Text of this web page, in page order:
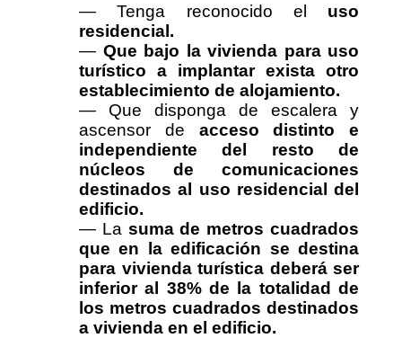
— Tenga reconocido el uso
residencial.
— Que bajo la vivienda para uso
turístico a implantar exista otro
establecimiento de alojamiento.
— Que disponga de escalera y
ascensor de acceso distinto e
independiente del resto de
núcleos de comunicaciones
destinados al uso residencial del
edificio.
— La suma de metros cuadrados
que en la edificación se destina
para vivienda turística deberá ser
inferior al 38% de la totalidad de
los metros cuadrados destinados
a vivienda en el edificio.